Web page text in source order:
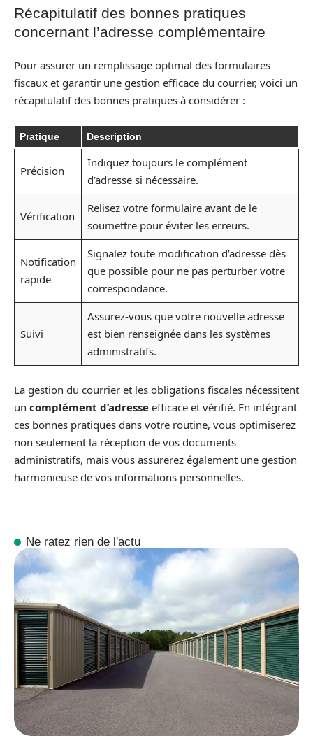
Récapitulatif des bonnes pratiques
concernant l’adresse complémentaire
Pour assurer un remplissage optimal des formulaires
fiscaux et garantir une gestion efficace du courrier, voici un
récapitulatif des bonnes pratiques à considérer :
Pratique Description
Précision
Indiquez toujours le complément
d’adresse si nécessaire.
Vérification
Relisez votre formulaire avant de le
soumettre pour éviter les erreurs.
Notification
rapide
Signalez toute modification d’adresse dès
que possible pour ne pas perturber votre
correspondance.
Suivi
Assurez-vous que votre nouvelle adresse
est bien renseignée dans les systèmes
administratifs.
La gestion du courrier et les obligations fiscales nécessitent
un complément d’adresse efficace et vérifié. En intégrant
ces bonnes pratiques dans votre routine, vous optimiserez
non seulement la réception de vos documents
administratifs, mais vous assurerez également une gestion
harmonieuse de vos informations personnelles.
Ne ratez rien de l'actu